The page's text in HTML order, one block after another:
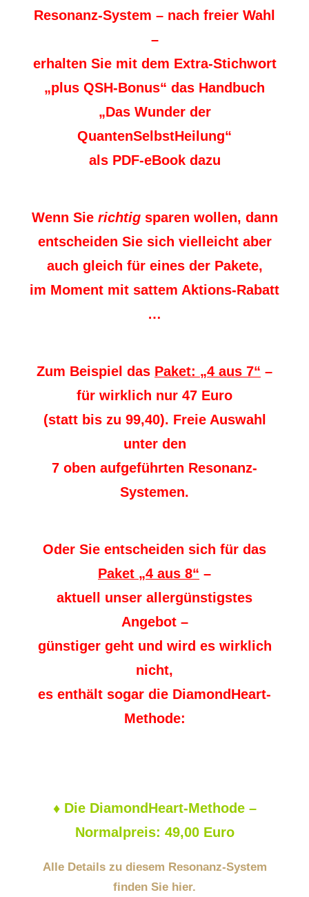
Resonanz-System – nach freier Wahl
–
erhalten Sie mit dem Extra-Stichwort
„plus QSH-Bonus“ das Handbuch
„Das Wunder der
QuantenSelbstHeilung“
als PDF-eBook dazu
Wenn Sie richtigsparen wollen, dann
entscheiden Sie sich vielleicht aber
auch gleich für eines der Pakete,
im Moment mit sattem Aktions-Rabatt
…
Zum Beispiel das Paket: „4 aus 7“ –
für wirklich nur 47 Euro
(statt bis zu 99,40). Freie Auswahl
unter den
7 oben aufgeführten Resonanz-
Systemen.
Oder Sie entscheiden sich für das
Paket „4 aus 8“ –
aktuell unser allergünstigstes
Angebot –
günstiger geht und wird es wirklich
nicht,
es enthält sogar die DiamondHeart-
Methode:
♦Die DiamondHeart-Methode –
Normalpreis: 49,00 Euro
Alle Details zu diesem Resonanz-System
finden Sie hier.